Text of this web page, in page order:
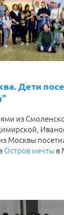
Дети
из
Москвы
Остров мечты в